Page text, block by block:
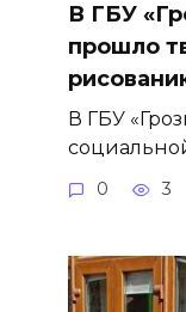
В ГБУ
прошло
В ГБУ
0 3